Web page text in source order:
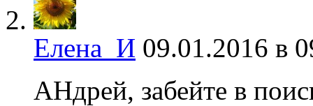
Елена_И 09.01.2016 в
АНдрей, забейте в